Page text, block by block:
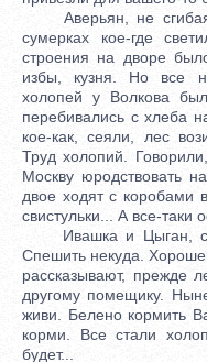
Аверьян, не сгибая
сумерках кое-где
строения на дворе
избы, кузня. Но все
холопей у Волкова
перебивались с хлеба
кое-как, сеяли, лес
Труд холопий.
Москву юродствовать
двое ходят с коробами
свистульки... А все-таки
Ивашка и Цыган,
Спешить некуда.
рассказывают, прежде
другому помещику.
живи. Белено кормить
корми. Все стали
будет...